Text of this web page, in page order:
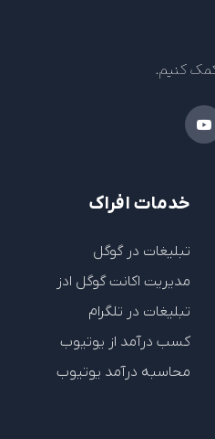
کمک کنیم.
خدمات افراک
تبلیغات در گوگل
مدیریت اکانت گوگل ادز
تبلیغات در تلگرام
کسب درآمد از یوتیوب
محاسبه درآمد یوتیوب